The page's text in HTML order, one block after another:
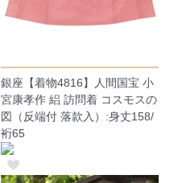
銀座【着物4816】人間国宝 小
宮康孝作 絽 訪問着 コスモスの
図（反端付 落款入）:身丈158/
裄65